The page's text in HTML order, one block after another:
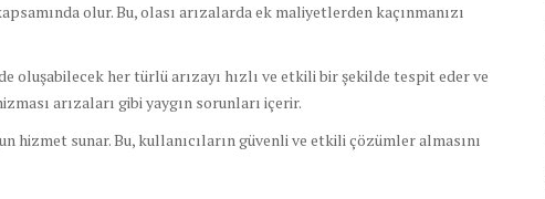
olur. Bu, olası arızalarda ek maliyetlerden kaçınmanızı
oluşabilecek her türlü arızayı hızlı ve etkili bir şekilde tespit eder ve
arızaları gibi yaygın sorunları içerir.
hizmet sunar. Bu, kullanıcıların güvenli ve etkili çözümler almasını